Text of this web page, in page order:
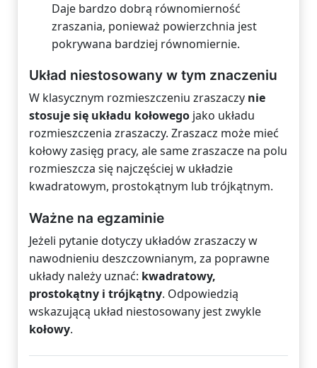
Daje bardzo dobrą równomierność
zraszania, ponieważ powierzchnia jest
pokrywana bardziej równomiernie.
Układ niestosowany w tym znaczeniu
W klasycznym rozmieszczeniu zraszaczy nie
stosuje się układu kołowego jako układu
rozmieszczenia zraszaczy. Zraszacz może mieć
kołowy zasięg pracy, ale same zraszacze na polu
rozmieszcza się najczęściej w układzie
kwadratowym, prostokątnym lub trójkątnym.
Ważne na egzaminie
Jeżeli pytanie dotyczy układów zraszaczy w
nawodnieniu deszczownianym, za poprawne
układy należy uznać: kwadratowy,
prostokątny i trójkątny. Odpowiedzią
wskazującą układ niestosowany jest zwykle
kołowy.